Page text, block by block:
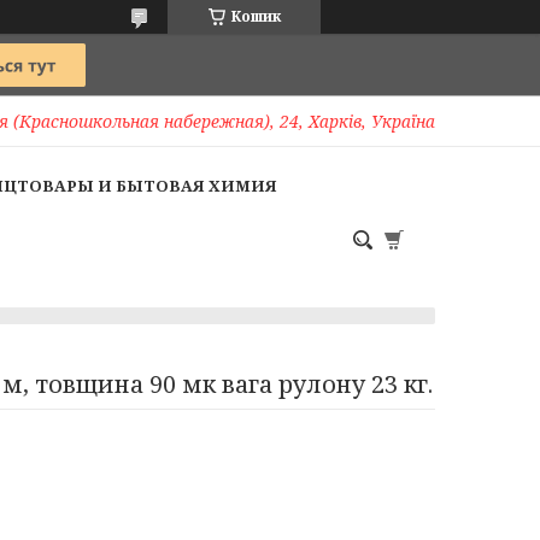
Кошик
(Красношкольная набережная), 24, Харків, Україна
И БЫТОВАЯ ХИМИЯ
товщина 90 мк вага рулону 23 кг.